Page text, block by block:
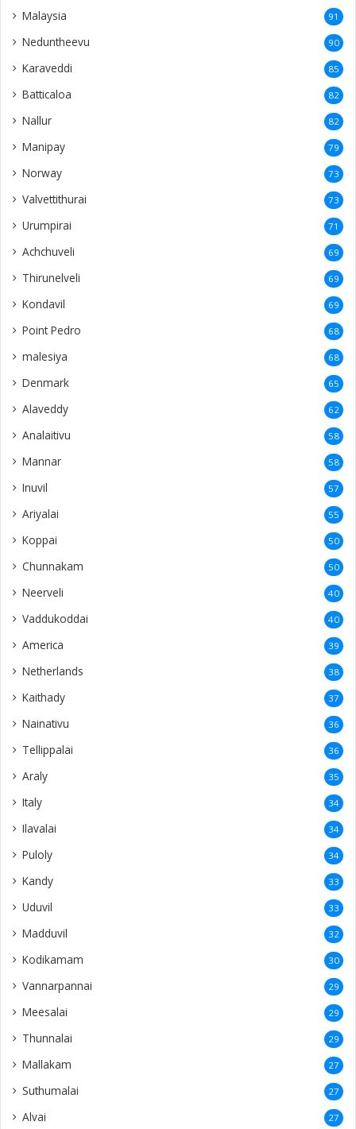
Malaysia 91
Neduntheevu 90
Karaveddi 85
Batticaloa 82
Nallur 82
Manipay 79
Norway 73
Valvettithurai 73
Urumpirai 71
Achchuveli 69
Thirunelveli 69
Kondavil 69
Point Pedro 68
malesiya 68
Denmark 65
Alaveddy 62
Analaitivu 58
Mannar 58
Inuvil 57
Ariyalai 55
Koppai 50
Chunnakam 50
Neerveli 40
Vaddukoddai 40
America 39
Netherlands 38
Kaithady 37
Nainativu 36
Tellippalai 36
Araly 35
Italy 34
Ilavalai 34
Puloly 34
Kandy 33
Uduvil 33
Madduvil 32
Kodikamam 30
Vannarpannai 29
Meesalai 29
Thunnalai 29
Mallakam 27
Suthumalai 27
Alvai 27